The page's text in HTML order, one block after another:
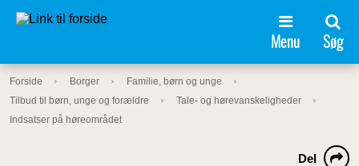
Menu Søg
Forside Borger
Familie, børn og unge
Tilbud til børn, unge og forældre
Tale- og hørevanskeligheder
Indsatser på høreområdet
Del